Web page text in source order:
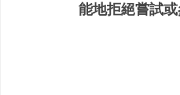
能地拒絕嘗試或